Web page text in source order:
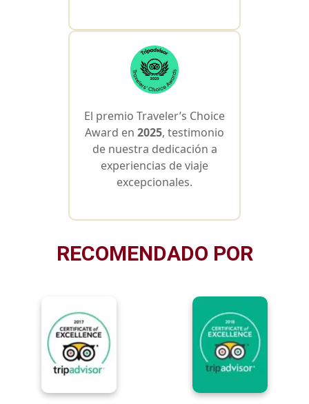
El premio Traveler’s Choice
Award en 2025, testimonio
de nuestra dedicación a
experiencias de viaje
excepcionales.
RECOMENDADO POR